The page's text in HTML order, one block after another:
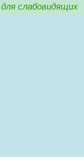
слабовидящих